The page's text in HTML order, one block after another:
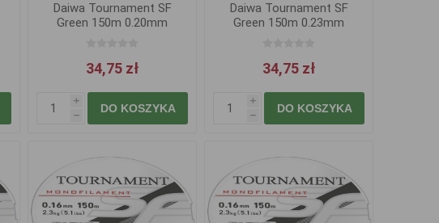
Daiwa Tournament SF
Green 150m 0.20mm
34,75 zł
i
h
DO KOSZYKA
Daiwa Tournament SF
Green 150m 0.23mm
34,75 zł
i
h
DO KOSZYKA